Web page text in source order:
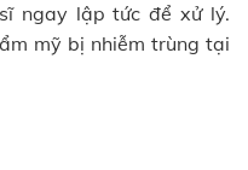
ngay lập tức để xử lý.
mỹ bị nhiễm trùng tại